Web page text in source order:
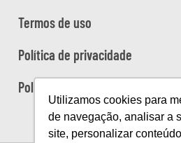
Utilizamos cookies para
de navegação, analisar a
site, personalizar
Termos de uso
Política de privacidade
Política de cookies